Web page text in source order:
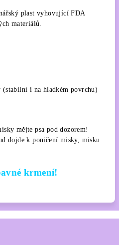
plast vyhovující FDA
materiálů.
(stabilní i na hladkém povrchu)
mějte psa pod dozorem!
dojde k poničení misky, misku
krmení!